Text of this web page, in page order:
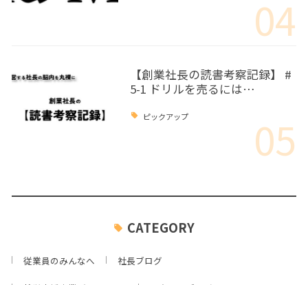
04
【創業社長の読書考察記録】 #
5-1 ドリルを売るには…
ピックアップ 05
CATEGORY
従業員のみんなへ 社長ブログ